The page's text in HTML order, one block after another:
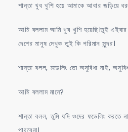
শান্তা খুব খুশি হয়ে আমাকে আবার জড়িয়ে
আমি বললাম আমি খুব খুশি হয়েছি।তুই এইবার
দেশের মানুষ দেখুক তুই কি পরিমান সুন্দর।
শান্তা বলল, মডেলিং তো অসুবিধা নাই,
আমি বললাম মানে?
শান্তা বলল, তুমি যদি ওদের ফডেলিং করতে